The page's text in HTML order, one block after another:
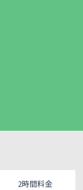
2時間料金